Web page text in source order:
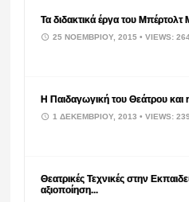
Τα διδακτικά έργα του
25 ΝΟΕΜΒΡΊΟΥ, 2015• VIEWS:
Η Παιδαγωγική του Θεάτρου και
1 ΔΕΚΕΜΒΡΊΟΥ, 2013• VIEWS:
Θεατρικές Τεχνικές στην
αξιοποίηση...